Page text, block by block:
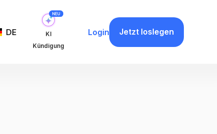
DE
KI
Kündigung
Login Jetzt loslegen